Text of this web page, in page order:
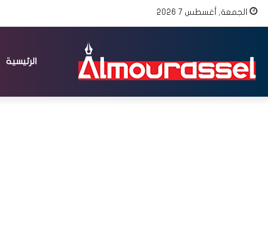
الجمعة, أغسطس 7 2026
الرئيسية